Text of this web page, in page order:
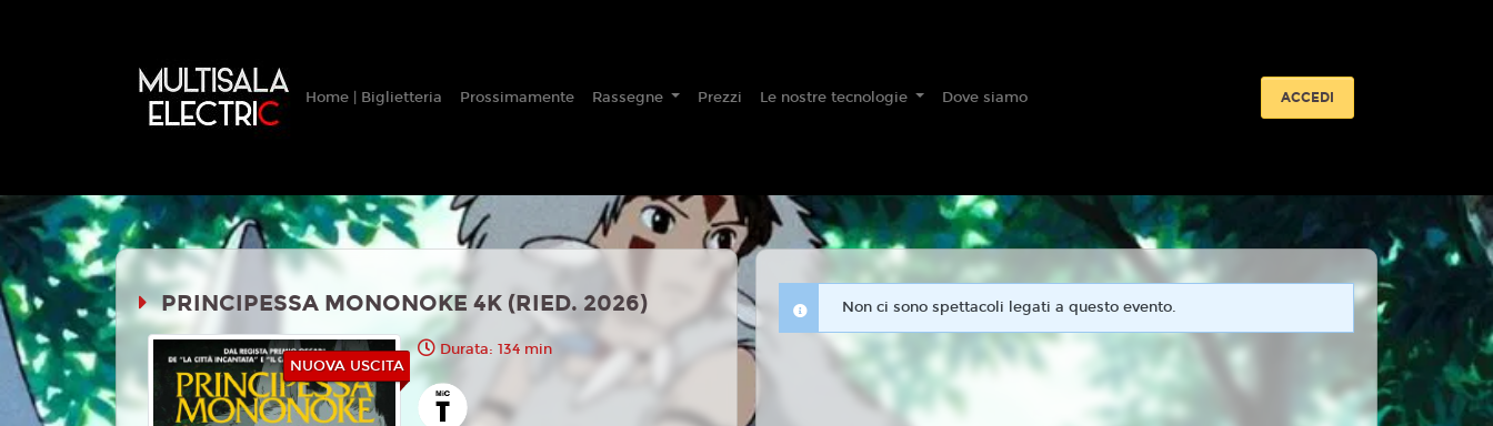
Home | Biglietteria Prossimamente Rassegne Prezzi Le nostre tecnologie Dove siamo ACCEDI
PRINCIPESSA MONONOKE 4K (RIED. 2026)
NUOVA USCITA
Durata: 134 min
Non ci sono spettacoli legati a questo evento.